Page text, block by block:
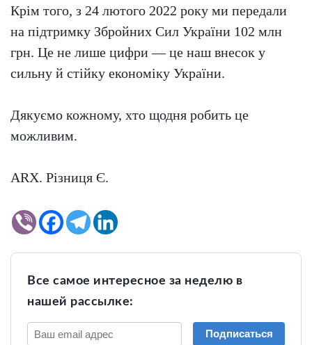
Крім того, з 24 лютого 2022 року ми передали
на підтримку Збройних Сил України 102 млн
грн. Це не лише цифри — це наш внесок у
сильну й стійку економіку України.
Дякуємо кожному, хто щодня робить це
можливим.
ARX. Різниця Є.
Все самое интересное за неделю в
нашей рассылке:
Подписаться